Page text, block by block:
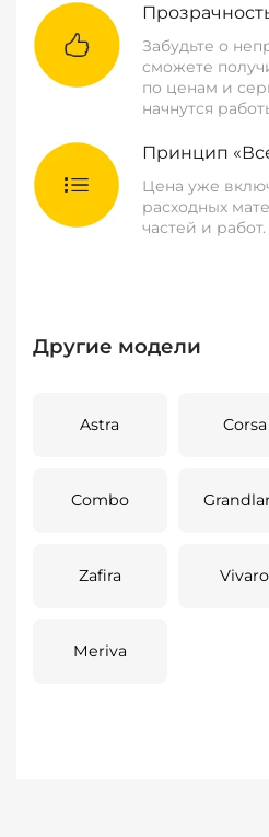
Забудьте о
сможете
по ценам и
начнутся
Принцип
Цена уже
расходных
частей и работ.
Другие модели
Astra Corsa
Combo
Zafira Vivaro
Meriva